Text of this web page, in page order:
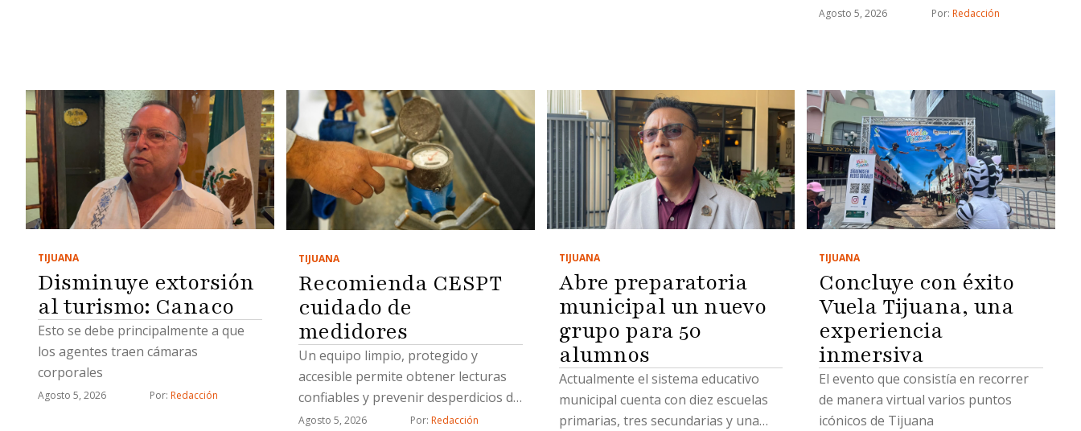
Agosto 5, 2026 Por: Redacción
TIJUANA
Disminuye extorsión
al turismo: Canaco
Esto se debe principalmente a que
los agentes traen cámaras
corporales
Agosto 5, 2026 Por: Redacción
TIJUANA
Recomienda CESPT
cuidado de
medidores
Un equipo limpio, protegido y
accesible permite obtener lecturas
confiables y prevenir desperdicios de
agua
Agosto 5, 2026 Por: Redacción
TIJUANA
Abre preparatoria
municipal un nuevo
grupo para 50
alumnos
Actualmente el sistema educativo
municipal cuenta con diez escuelas
primarias, tres secundarias y una
TIJUANA
Concluye con éxito
Vuela Tijuana, una
experiencia
inmersiva
El evento que consistía en recorrer
de manera virtual varios puntos
icónicos de Tijuana